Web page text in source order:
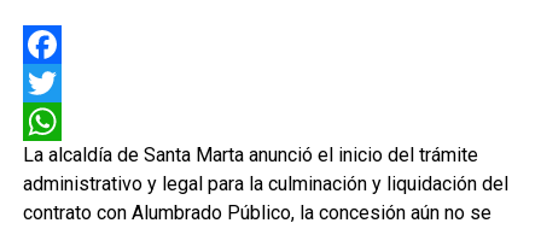
Facebook
Twitter
WhatsApp
La alcaldía de Santa Marta anunció el inicio del trámite
administrativo y legal para la culminación y liquidación del
contrato con Alumbrado Público, la concesión aún no se